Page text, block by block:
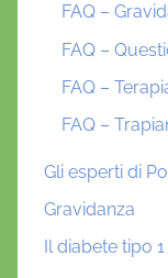
FAQ –
FAQ –
FAQ –
FAQ –
Gli esperti di
Gravidanza
Il diabete tipo 1